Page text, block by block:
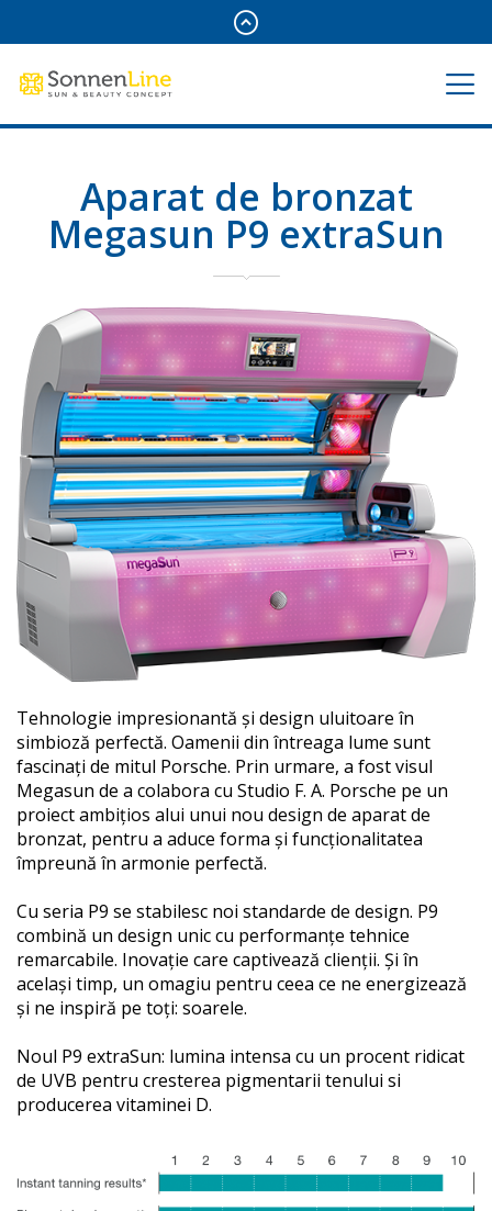
Aparat de bronzat
Megasun P9 extraSun
Tehnologie impresionantă și design uluitoare în
simbioză perfectă. Oamenii din întreaga lume sunt
fascinați de mitul Porsche. Prin urmare, a fost visul
Megasun de a colabora cu Studio F. A. Porsche pe un
proiect ambițios alui unui nou design de aparat de
bronzat, pentru a aduce forma și funcționalitatea
împreună în armonie perfectă.
Cu seria P9 se stabilesc noi standarde de design. P9
combină un design unic cu performanțe tehnice
remarcabile. Inovație care captivează clienții. Și în
același timp, un omagiu pentru ceea ce ne energizează
și ne inspiră pe toți: soarele.
Noul P9 extraSun: lumina intensa cu un procent ridicat
de UVB pentru cresterea pigmentarii tenului si
producerea vitaminei D.